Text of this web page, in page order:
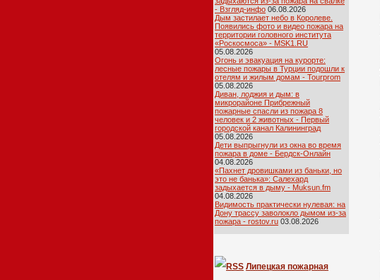
- Взгляд-инфо 06.08.2026
Дым застилает небо в Королеве.
Появились фото и видео пожара на
территории головного института
«Роскосмоса» - MSK1.RU
05.08.2026
Огонь и эвакуация на курорте:
лесные пожары в Турции подошли к
отелям и жилым домам - Tourprom
05.08.2026
Диван, лоджия и дым: в
микрорайоне Прибрежный
пожарные спасли из пожара 8
человек и 2 животных - Первый
городской канал Калининград
05.08.2026
Дети выпрыгнули из окна во время
пожара в доме - Бердск-Онлайн
04.08.2026
«Пахнет дровишками из баньки, но
это не банька»: Салехард
задыхается в дыму - Muksun.fm
04.08.2026
Видимость практически нулевая: на
Дону трассу заволокло дымом из-за
пожара - rostov.ru 03.08.2026
Липецкая пожарная